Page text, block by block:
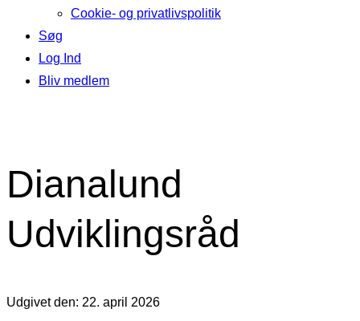
Cookie- og privatlivspolitik
Søg
Log Ind
Bliv medlem
Dianalund
Udviklingsråd
Udgivet den: 22. april 2026